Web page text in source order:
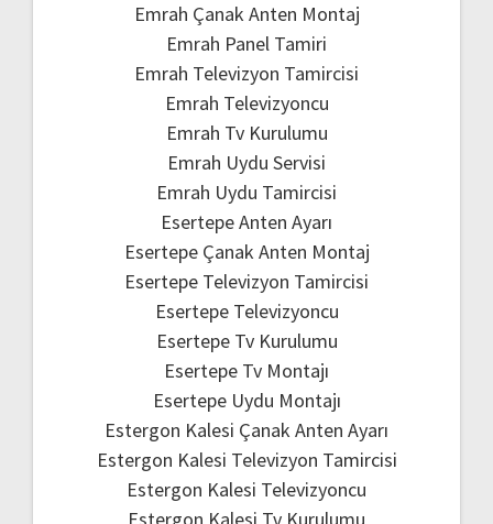
Emrah Çanak Anten Montaj
Emrah Panel Tamiri
Emrah Televizyon Tamircisi
Emrah Televizyoncu
Emrah Tv Kurulumu
Emrah Uydu Servisi
Emrah Uydu Tamircisi
Esertepe Anten Ayarı
Esertepe Çanak Anten Montaj
Esertepe Televizyon Tamircisi
Esertepe Televizyoncu
Esertepe Tv Kurulumu
Esertepe Tv Montajı
Esertepe Uydu Montajı
Estergon Kalesi Çanak Anten Ayarı
Estergon Kalesi Televizyon Tamircisi
Estergon Kalesi Televizyoncu